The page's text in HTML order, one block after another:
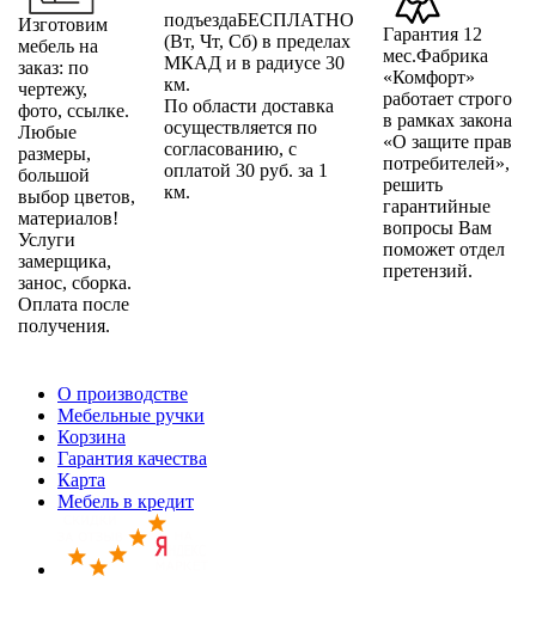
Изготовим
мебель на
заказ: по
чертежу,
фото, ссылке.
Любые
размеры,
большой
выбор цветов,
материалов!
Услуги
замерщика,
занос, сборка.
Оплата после
получения.
подъездаБЕСПЛАТНО
(Вт, Чт, Сб) в пределах
МКАД и в радиусе 30
км.
По области доставка
осуществляется по
согласованию, с
оплатой 30 руб. за 1
км.
Гарантия 12
мес.Фабрика
«Комфорт»
работает строго
в рамках закона
«О защите прав
потребителей»,
решить
гарантийные
вопросы Вам
поможет отдел
претензий.
О производстве
Мебельные ручки
Корзина
Гарантия качества
Карта
Мебель в кредит